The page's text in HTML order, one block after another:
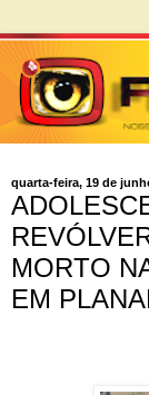
quarta-feira, 19 de
MORTO
EM